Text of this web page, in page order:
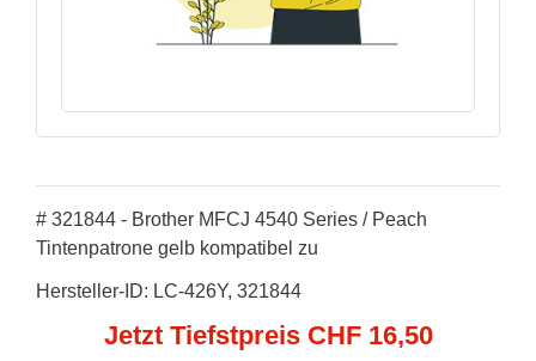
# 321844 - Brother MFCJ 4540 Series / Peach
Tintenpatrone gelb kompatibel zu
Hersteller-ID: LC-426Y, 321844
Jetzt Tiefstpreis CHF 16,50